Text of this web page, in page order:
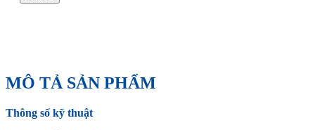
MÔ TẢ SẢN PHẨM
Thông số kỹ thuật